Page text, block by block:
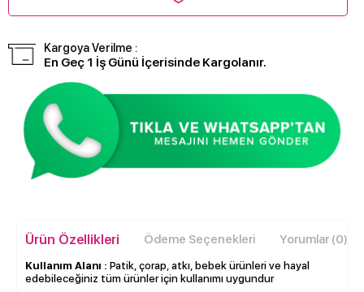
Kargoya Verilme :
En Geç 1 İş Günü İçerisinde Kargolanır.
Ürün Özellikleri Ödeme Seçenekleri Yorumlar (0)
Kullanım Alanı : Patik, çorap, atkı, bebek ürünleri ve hayal
edebileceğiniz tüm ürünler için kullanımı uygundur